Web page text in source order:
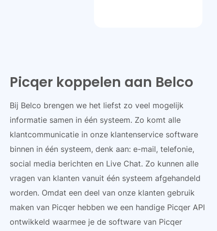
Picqer koppelen aan Belco
Bij Belco brengen we het liefst zo veel mogelijk
informatie samen in één systeem. Zo komt alle
klantcommunicatie in onze klantenservice software
binnen in één systeem, denk aan: e-mail, telefonie,
social media berichten en Live Chat. Zo kunnen alle
vragen van klanten vanuit één systeem afgehandeld
worden. Omdat een deel van onze klanten gebruik
maken van Picqer hebben we een handige Picqer API
ontwikkeld waarmee je de software van Picqer